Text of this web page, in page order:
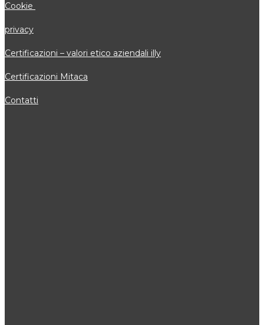
Cookie
privacy
Certificazioni – valori etico aziendali illy
Certificazioni Mitaca
Contatti